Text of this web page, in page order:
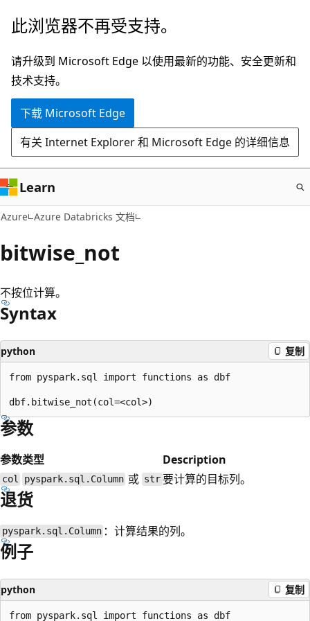
跳
主
要
内
此浏览器不再受支持。
请升级到 Microsoft Edge 以使用最新的功能、安全更新和
技术支持。
下载 Microsoft Edge
有关 Internet Explorer 和 Microsoft Edge 的详细信息
Learn
Azure Azure Databricks 文档
bitwise_not
不按位计算。
Syntax
python 复制
from pyspark.sql import functions as dbf
参数
参数类型 Description
col pyspark.sql.Column 或 str要计算的目标列。
退货
pyspark.sql.Column ：计算结果的列。
例子
python 复制
from pyspark.sql import functions as dbf